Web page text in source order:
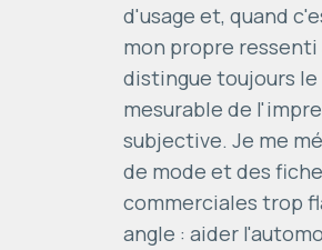
d'usage et, quand
mon propre ressenti
distingue toujours
mesurable de
subjective. Je me
de mode et des
commerciales trop
angle : aider